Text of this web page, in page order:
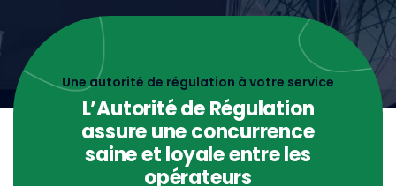
Une autorité de régulation à votre service
L’Autorité de Régulation
assure une concurrence
saine et loyale entre les
opérateurs